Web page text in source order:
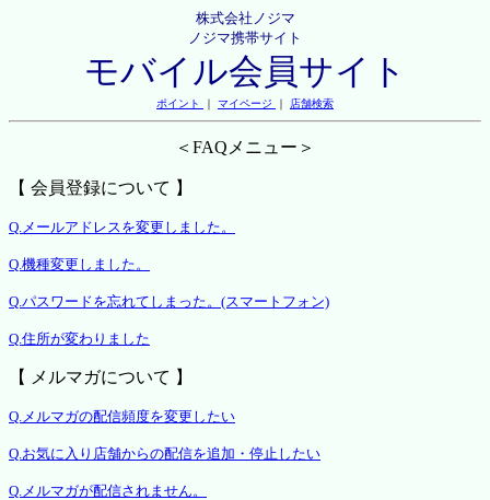
株式会社ノジマ
ノジマ携帯サイト
モバイル会員サイト
ポイント ｜ マイページ ｜ 店舗検索
＜FAQメニュー＞
【 会員登録について 】
Q.メールアドレスを変更しました。
Q.機種変更しました。
Q.パスワードを忘れてしまった。(スマートフォン)
Q.住所が変わりました
【 メルマガについて 】
Q.メルマガの配信頻度を変更したい
Q.お気に入り店舗からの配信を追加・停止したい
Q.メルマガが配信されません。